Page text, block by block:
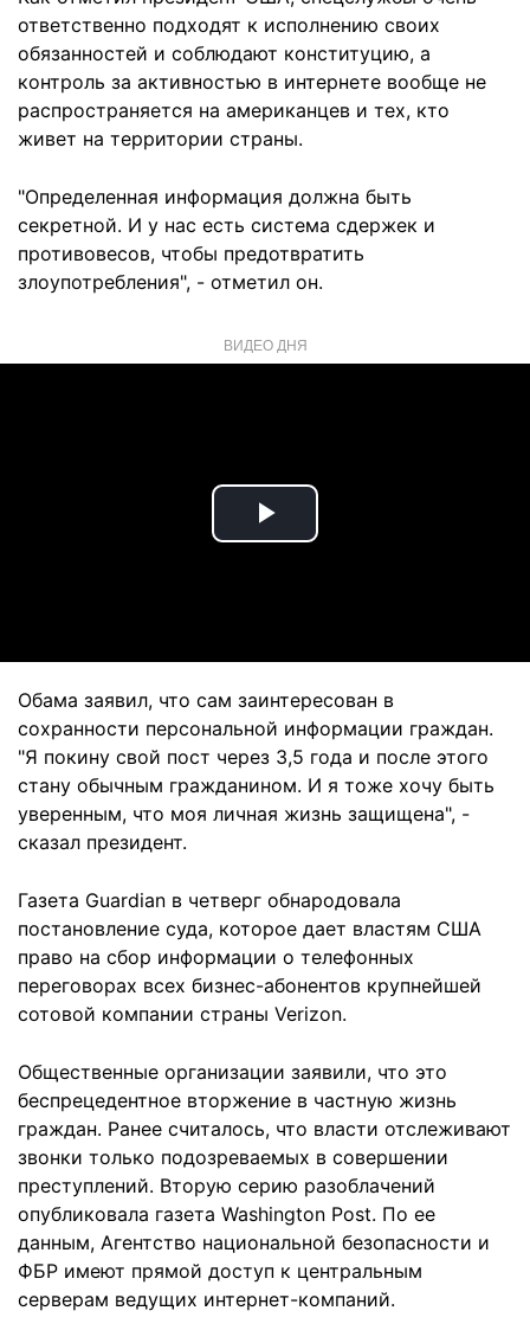
ответственно подходят к исполнению своих
обязанностей и соблюдают конституцию, а
контроль за активностью в интернете вообще не
распространяется на американцев и тех, кто
живет на территории страны.
"Определенная информация должна быть
секретной. И у нас есть система сдержек и
противовесов, чтобы предотвратить
злоупотребления", - отметил он.
ВИДЕО ДНЯ
Play
Обама заявил, что сам заинтересован в
сохранности персональной информации граждан.
"Я покину свой пост через 3,5 года и после этого
стану обычным гражданином. И я тоже хочу быть
уверенным, что моя личная жизнь защищена", -
сказал президент.
Газета Guardian в четверг обнародовала
постановление суда, которое дает властям США
право на сбор информации о телефонных
переговорах всех бизнес-абонентов крупнейшей
сотовой компании страны Verizon.
Общественные организации заявили, что это
беспрецедентное вторжение в частную жизнь
граждан. Ранее считалось, что власти отслеживают
звонки только подозреваемых в совершении
преступлений. Вторую серию разоблачений
опубликовала газета Washington Post. По ее
данным, Агентство национальной безопасности и
ФБР имеют прямой доступ к центральным
серверам ведущих интернет-компаний.